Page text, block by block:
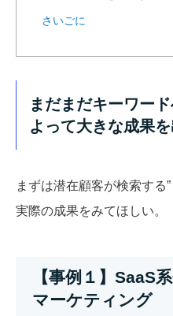
さいごに
まだまだキーワー
よって大きな成果
まずは潜在顧客が検索する
実際の成果をみてほしい。
【事例１】SaaS
マーケティング